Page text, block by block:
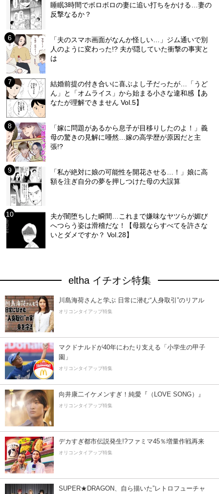
睡眠3時間でボロボロの妻に追い打ちをかける…妻の
反撃なるか？
「夫のスマホ画面がなんか怪しい…」ジム通いで別
人のように変わった!? 夫が隠していた衝撃の事実と
は
結婚前提の付き合いに喜ぶよし子だったが…「うど
ん」と「オムライス」から始まる小さな違和感【あ
なたが理解できません Vol.5】
「嫁に問題があるから息子が目移りしたのよ！」義
母の驚きの見解に唖然…嫁の高学歴が原因だと主
張!?
「私が絶対に娘の可能性を開花させる…！」娘に高
額を注ぎ自分の夢を押しつけた母の大誤算
夫が闇堕ちした瞬間…これまで嫌味なヤツらが媚び
へつらう姿は滑稽だな！【母親ならすべてを許さな
いとダメですか？ Vol.28】
eltha イチオシ特集
川島海荷さんと学ぶ 日常に潜む“人身取引”のリアル
オリコンタイアップ特集
マクドナルドが40年にわたり支える「小学生の甲子
園」
オリコンタイアップ特集
向井康二イケメンすぎ！純愛『（LOVE SONG）』
オリコンタイアップ特集
デカすぎ都市伝説発生!?ファミマ45％増量作戦再来
オリコンタイアップ特集
SUPER★DRAGON、自ら描いた”レトロフューチャ